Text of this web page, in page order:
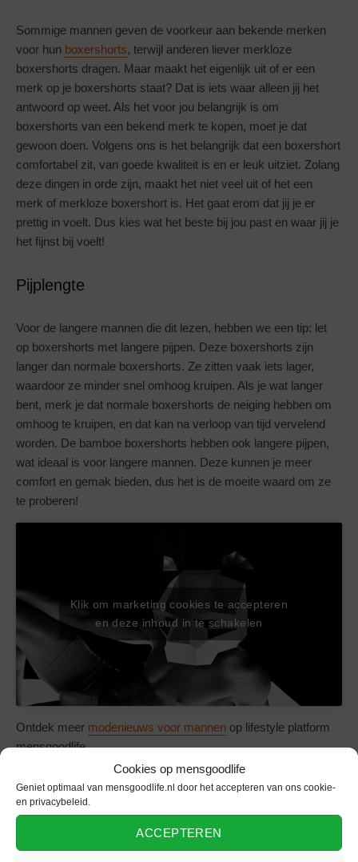
Cookies op mensgoodlife
Geniet optimaal van mensgoodlife.nl door het accepteren van ons cookie-
en privacybeleid.
ACCEPTEREN
Sommige mannen geven de voorkeur aan bekende merken
voor hun boxershorts, terwijl anderen liever merkloze
boxershorts dragen. Maar maakt het eigenlijk uit of er een
merk op je boxershorts staat? Dat is iets waar alleen jij het
antwoord op weet. Als het voor jou belangrijk is om
boxershorts van een bekend merk te kopen, moet je dat
gewoon doen. Volgens ons is het belangrijk dat een boxershort
comfortabel zit, van goede kwaliteit is en er leuk uitziet. Zolang
deze dingen in orde zijn, maakt het niet veel uit of het een
merk of merkloze boxershort is. Het gaat erom dat jij je er
prettig in voelt. Dus kies wat het beste bij jou past en waar jij je
het fijnst bij voelt!
Pijplengte
Voor de langere mannen die dit lezen, hebben we een tip: let
op boxershorts met langere pijpen. Deze boxershorts zijn
langer dan normale boxershorts. Ze zitten vaak iets lager,
waardoor ze minder snel omhoog kruipen. Als je wat langer
bent, merk je dat normale boxershorts de neiging hebben om
omhoog te kruipen, en dat kan na verloop van tijd vervelend
worden. De bamboe boxershorts hebben ook langere pijpen,
wat ideaal is voor langere mannen. Deze kunnen je meer
comfort en gemak bieden, dus het is de moeite waard om ze
te proberen!
Klik om marketing cookies te accepteren
en deze inhoud in te schakelen
Ontdek meer modenieuws voor mannen op lifestyle platform
mensgoodlife.
BOXERSHORT COMFORT FASHION